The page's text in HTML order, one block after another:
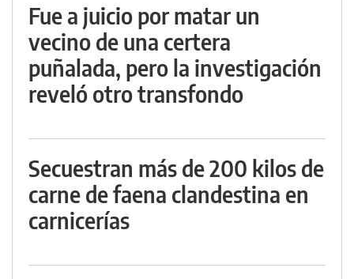
Fue a juicio por matar un
vecino de una certera
puñalada, pero la investigación
reveló otro transfondo
Secuestran más de 200 kilos de
carne de faena clandestina en
carnicerías